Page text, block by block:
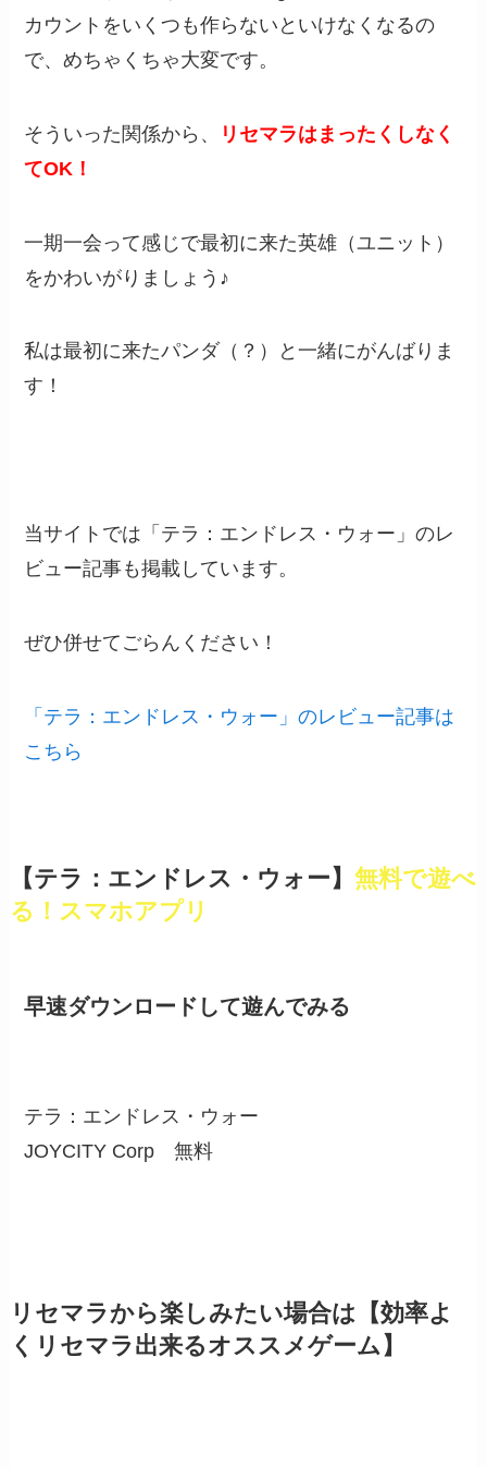
カウントをいくつも作らないといけなくなるの
で、めちゃくちゃ大変です。
そういった関係から、
リセマラはまったくしなく
てOK！
一期一会って感じで最初に来た英雄（ユニット）
をかわいがりましょう♪
私は最初に来たパンダ（？）と一緒にがんばりま
す！
当サイトでは「テラ：エンドレス・ウォー」のレ
ビュー記事も掲載しています。
ぜひ併せてごらんください！
「テラ：エンドレス・ウォー」のレビュー記事は
こちら
【テラ：エンドレス・ウォー】 無料で遊べ
る！スマホアプリ
早速ダウンロードして遊んでみる
テラ：エンドレス・ウォー
JOYCITY Corp無料
リセマラから楽しみたい場合は【効率よ
くリセマラ出来るオススメゲーム】